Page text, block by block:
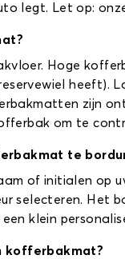
legt. Let op:
Hoge
heeft).
zijn
om te
te
of initialen
selecteren. Het
klein
kofferbakmat?